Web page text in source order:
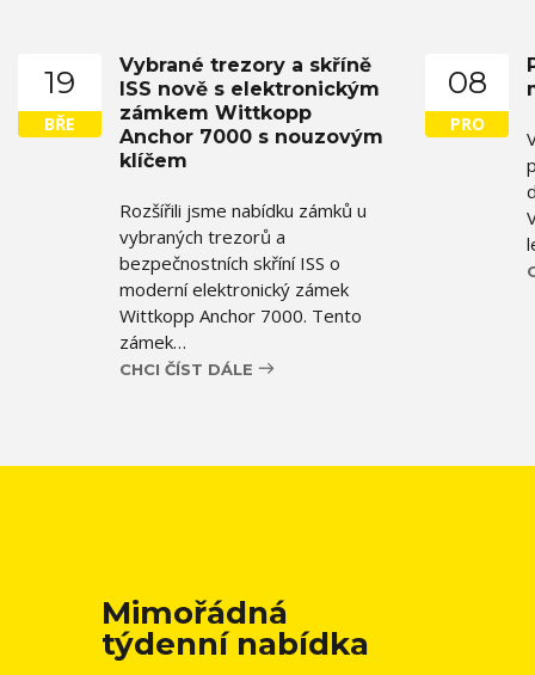
19
BŘE
Vybrané trezory a skříně
ISS nově s elektronickým
zámkem Wittkopp
Anchor 7000 s nouzovým
klíčem
Rozšířili jsme nabídku zámků u
vybraných trezorů a
bezpečnostních skříní ISS o
moderní elektronický zámek
Wittkopp Anchor 7000. Tento
zámek…
CHCI ČÍST DÁLE
08
PRO
Mimořádná
týdenní nabídka